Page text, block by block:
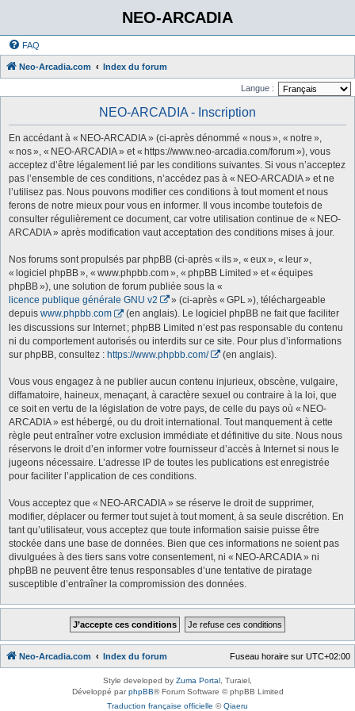
NEO-ARCADIA
FAQ
Neo-Arcadia.com Index du forum
Langue :
NEO-ARCADIA - Inscription
En accédant à « NEO-ARCADIA » (ci-après dénommé « nous », « notre »,
« nos », « NEO-ARCADIA » et « https://www.neo-arcadia.com/forum »), vous
acceptez d’être légalement lié par les conditions suivantes. Si vous n’acceptez
pas l’ensemble de ces conditions, n’accédez pas à « NEO-ARCADIA » et ne
l’utilisez pas. Nous pouvons modifier ces conditions à tout moment et nous
ferons de notre mieux pour vous en informer. Il vous incombe toutefois de
consulter régulièrement ce document, car votre utilisation continue de « NEO-
ARCADIA » après modification vaut acceptation des conditions mises à jour.
Nos forums sont propulsés par phpBB (ci-après « ils », « eux », « leur »,
« logiciel phpBB », « www.phpbb.com », « phpBB Limited » et « équipes
phpBB »), une solution de forum publiée sous la «
licence publique générale GNU v2
» (ci-après « GPL »), téléchargeable
depuis www.phpbb.com
(en anglais). Le logiciel phpBB ne fait que faciliter
les discussions sur Internet ; phpBB Limited n’est pas responsable du contenu
ni du comportement autorisés ou interdits sur ce site. Pour plus d’informations
sur phpBB, consultez : https://www.phpbb.com/ (en anglais).
Vous vous engagez à ne publier aucun contenu injurieux, obscène, vulgaire,
diffamatoire, haineux, menaçant, à caractère sexuel ou contraire à la loi, que
ce soit en vertu de la législation de votre pays, de celle du pays où « NEO-
ARCADIA » est hébergé, ou du droit international. Tout manquement à cette
règle peut entraîner votre exclusion immédiate et définitive du site. Nous nous
réservons le droit d’en informer votre fournisseur d’accès à Internet si nous le
jugeons nécessaire. L’adresse IP de toutes les publications est enregistrée
pour faciliter l’application de ces conditions.
Vous acceptez que « NEO-ARCADIA » se réserve le droit de supprimer,
modifier, déplacer ou fermer tout sujet à tout moment, à sa seule discrétion. En
tant qu’utilisateur, vous acceptez que toute information saisie puisse être
stockée dans une base de données. Bien que ces informations ne soient pas
divulguées à des tiers sans votre consentement, ni « NEO-ARCADIA » ni
phpBB ne peuvent être tenus responsables d’une tentative de piratage
susceptible d’entraîner la compromission des données.
Neo-Arcadia.com Index du forum Fuseau horaire sur UTC+02:00
Style developed by Zuma Portal , Turaiel,
Développé parphpBB® Forum Software © phpBB Limited
Traduction française officielle ©Qiaeru